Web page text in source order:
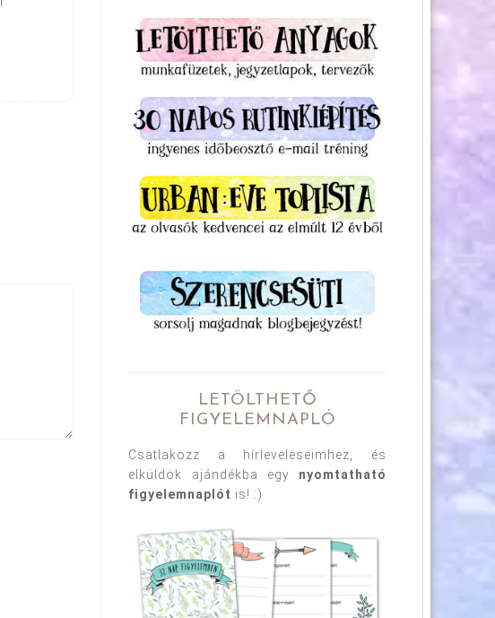
LETÖLTHETŐ
FIGYELEMNAPLÓ
Csatlakozz a hírleveleseimhez, és
elküldök ajándékba egy nyomtatható
figyelemnaplót is! :)